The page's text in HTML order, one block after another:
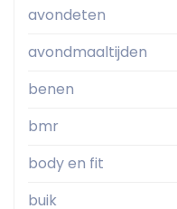
avondeten
avondmaaltijden
benen
bmr
body en fit
buik